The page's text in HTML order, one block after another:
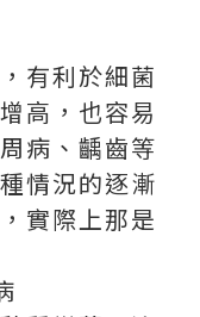
有利於細菌
高，也容易
病、齲齒等
情況的逐漸
實際上那是